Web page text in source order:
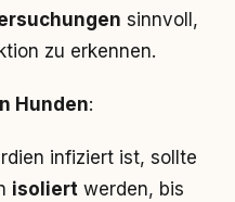
sinnvoll,
zu erkennen.
Hunden:
infiziert ist, sollte
isoliert werden, bis